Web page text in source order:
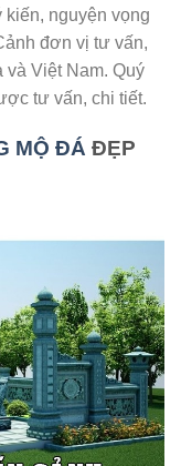
nguyện vọng
đơn vị tư vấn,
và Việt Nam. Quý
tư vấn, chi tiết.
MỘ ĐÁ ĐẸP